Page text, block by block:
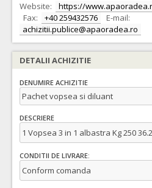
Website:
https://
Fax:
+40 259432576
E-mail:
achizitii.publice@apaoradea.ro
DETALII ACHIZITIE
DENUMIRE ACHIZITIE
Pachet vopsea si diluant
DESCRIERE
1 Vopsea 3 in 1 albastra Kg 250
CONDITII DE LIVRARE:
Conform comanda